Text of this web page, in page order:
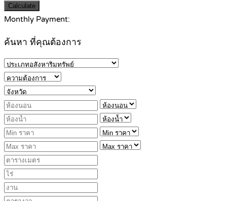
Calculate
Monthly Payment:
ค้นหา ที่คุณต้องการ